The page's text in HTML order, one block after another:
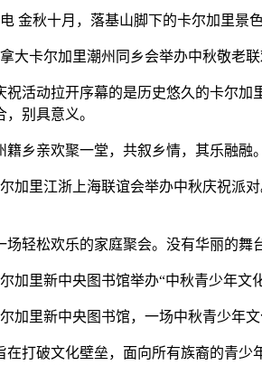
金秋十月，落基山脚下的卡尔加里景
大卡尔加里潮州同乡会举办中秋敬老
动拉开序幕的是历史悠久的卡尔加里
别具意义。
亲欢聚一堂，共叙乡情，其乐融融
里江浙上海联谊会举办中秋庆祝派对
松欢乐的家庭聚会。没有华丽的舞
加里新中央图书馆举办“中秋青少年
里新中央图书馆，一场中秋青少年文
破文化壁垒，面向所有族裔的青少